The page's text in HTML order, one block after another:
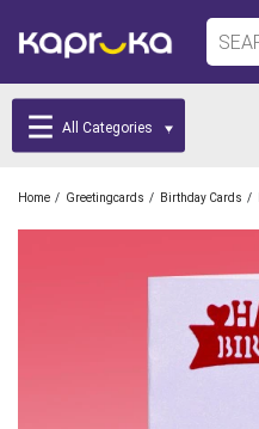
All Categories
Home / Greetingcards / Birthday Cards /